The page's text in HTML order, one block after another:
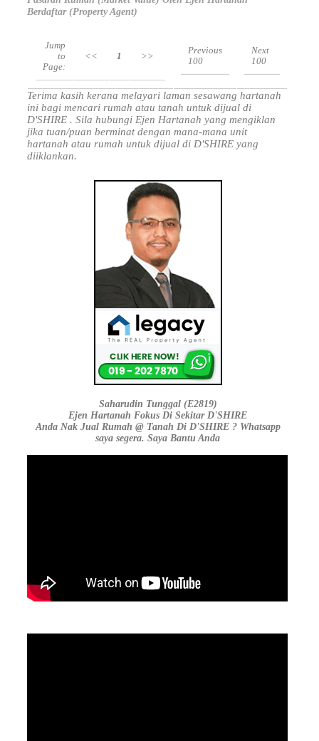
Berdaftar (Property Agent)
Jump
to
Page:
<< 1 >>
Previous
100
Next
100
Terima kasih kerana melayari laman sesawang hartanah
ini bagi mencari rumah atau tanah untuk dijual di
D'SHIRE . Sila hubungi Ejen Hartanah yang mengiklan
jika tuan/puan berminat dengan mana-mana unit
hartanah atau rumah untuk dijual di D'SHIRE yang
diiklankan.
Saharudin Tunggal (E2819)
Ejen Hartanah Fokus Di Sekitar D'SHIRE
Anda Nak Jual Rumah @ Tanah Di D'SHIRE ? Whatsapp
saya segera. Saya Bantu Anda